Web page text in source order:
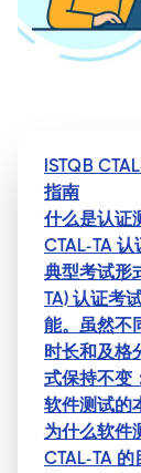
ISTQB
指南
什么是认证
CTAL-TA
典型考试形
TA) 认证考
能。虽然不
时长和及格
式保持不变
软件测试的
为什么软件
CTAL-TA